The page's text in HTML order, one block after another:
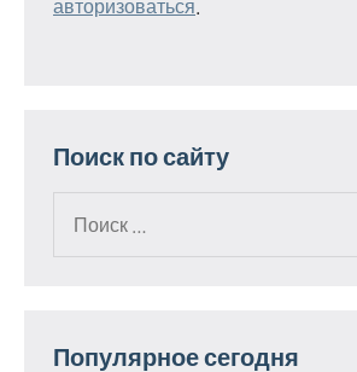
авторизоваться
Поиск по сайту
Популярное сегодня